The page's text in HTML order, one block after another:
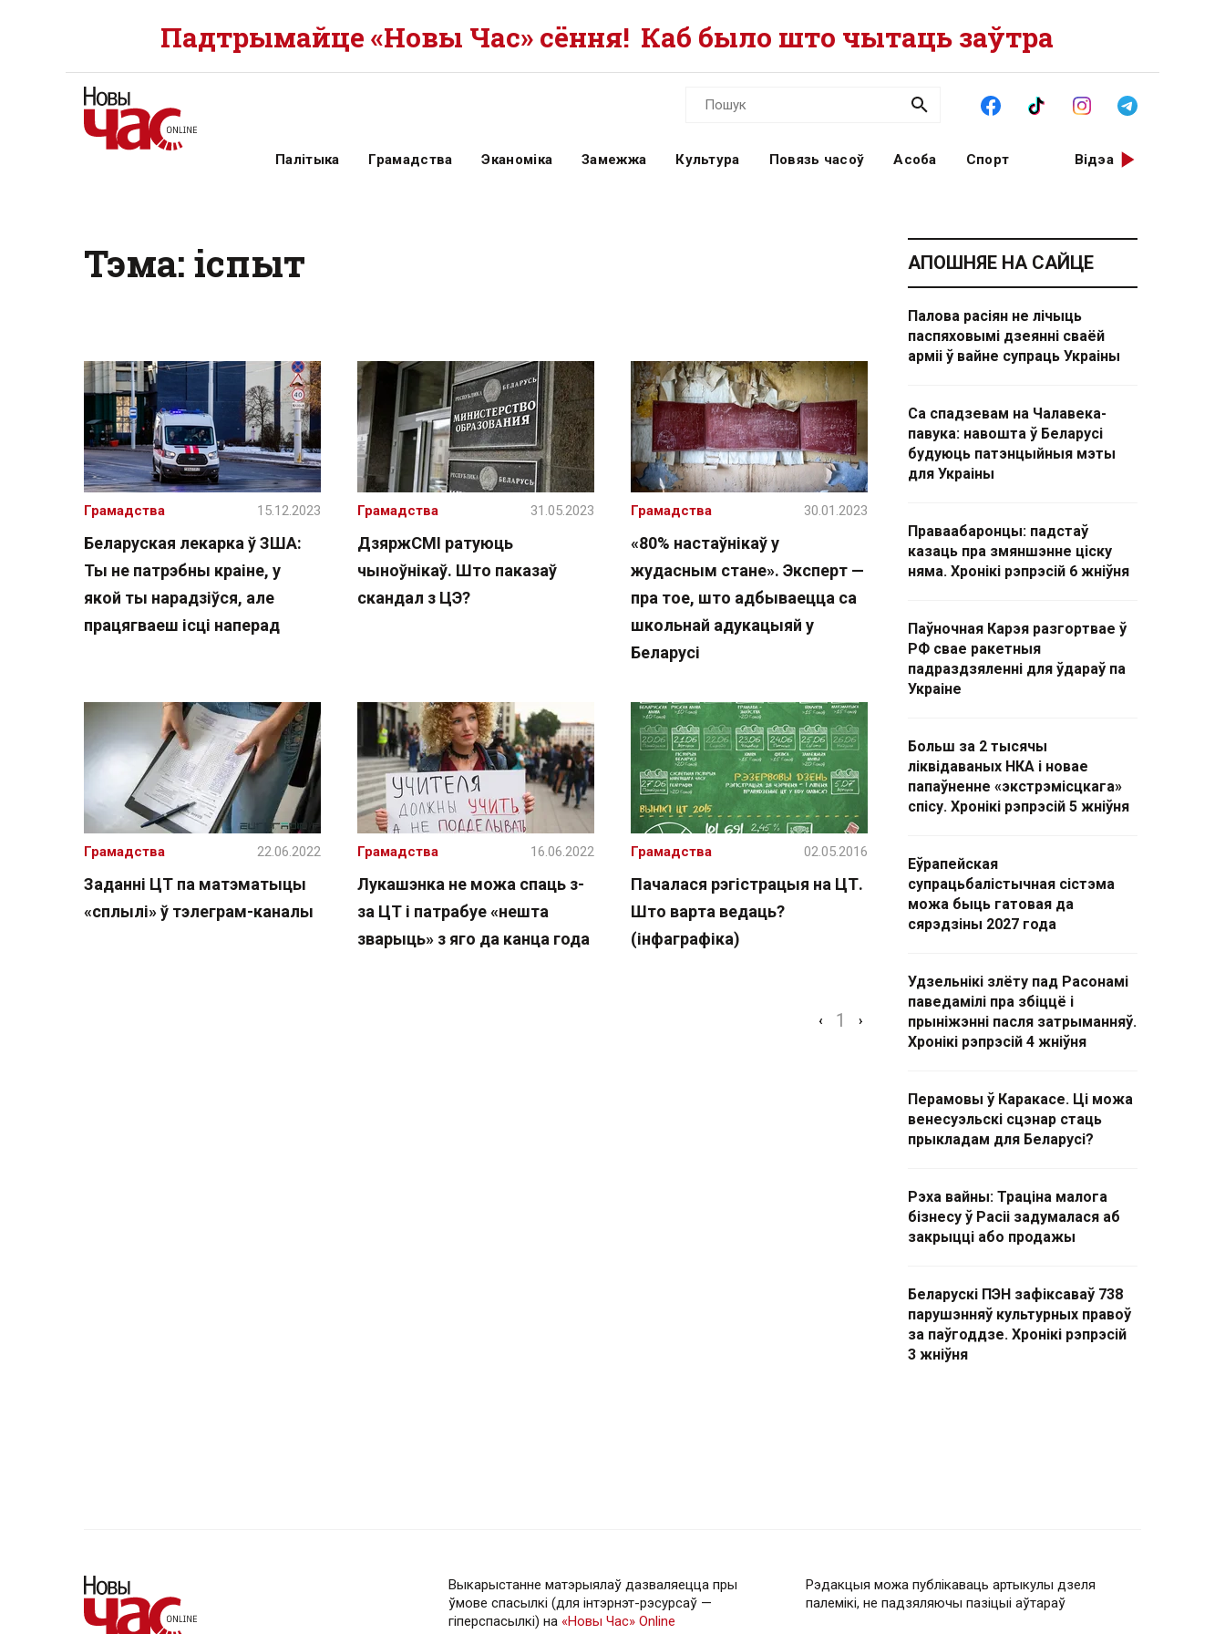
Падтрымайце «Новы Час» сёння! Каб было што чытаць заўтра
Палітыка Грамадства Эканоміка Замежжа Культура Повязь часоў Асоба Спорт Відэа
Тэма: іспыт
Беларуская лекарка ў ЗША:
Ты не патрэбны краіне, у
якой ты нарадзіўся, але
працягваеш ісці наперад
Грамадства 15.12.2023
ДзяржСМІ ратуюць
чыноўнікаў. Што паказаў
скандал з ЦЭ?
Грамадства 31.05.2023
«80% настаўнікаў у
жудасным стане». Эксперт —
пра тое, што адбываецца са
школьнай адукацыяй у
Беларусі
Грамадства 30.01.2023
Заданні ЦТ па матэматыцы
«сплылі» ў тэлеграм-каналы
Грамадства 22.06.2022
Лукашэнка не можа спаць з-
за ЦТ і патрабуе «нешта
зварыць» з яго да канца года
Грамадства 16.06.2022
Пачалася рэгістрацыя на ЦТ.
Што варта ведаць?
(інфаграфіка)
Грамадства 02.05.2016
‹ 1 ›
АПОШНЯЕ НА САЙЦЕ
Палова расіян не лічыць
паспяховымі дзеянні сваёй
арміі ў вайне супраць Украіны
Са спадзевам на Чалавека-
павука: навошта ў Беларусі
будуюць патэнцыйныя мэты
для Украіны
Праваабаронцы: падстаў
казаць пра змяншэнне ціску
няма. Хронікі рэпрэсій 6 жніўня
Паўночная Карэя разгортвае ў
РФ свае ракетныя
падраздзяленні для ўдараў па
Украіне
Больш за 2 тысячы
ліквідаваных НКА і новае
папаўненне «экстрэмісцкага»
спісу. Хронікі рэпрэсій 5 жніўня
Еўрапейская
супрацьбалістычная сістэма
можа быць гатовая да
сярэдзіны 2027 года
Удзельнікі злёту пад Расонамі
паведамілі пра збіццё і
прыніжэнні пасля затрыманняў.
Хронікі рэпрэсій 4 жніўня
Перамовы ў Каракасе. Ці можа
венесуэльскі сцэнар стаць
прыкладам для Беларусі?
Рэха вайны: Траціна малога
бізнесу ў Расіі задумалася аб
закрыцці або продажы
Беларускі ПЭН зафіксаваў 738
парушэнняў культурных правоў
за паўгоддзе. Хронікі рэпрэсій
3 жніўня
Выкарыстанне матэрыялаў дазваляецца пры
ўмове спасылкі (для інтэрнэт-рэсурсаў —
гiперспасылкi) на «Новы Час» Online
Рэдакцыя можа публікаваць артыкулы дзеля
палемікі, не падзяляючы пазіцыі аўтараў